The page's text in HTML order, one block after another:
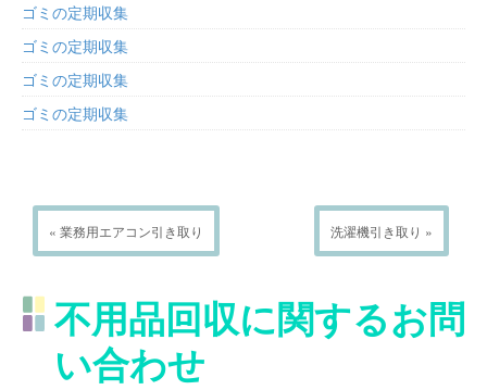
ゴミの定期収集
ゴミの定期収集
ゴミの定期収集
ゴミの定期収集
« 業務用エアコン引き取り 洗濯機引き取り »
不用品回収に関するお問
い合わせ